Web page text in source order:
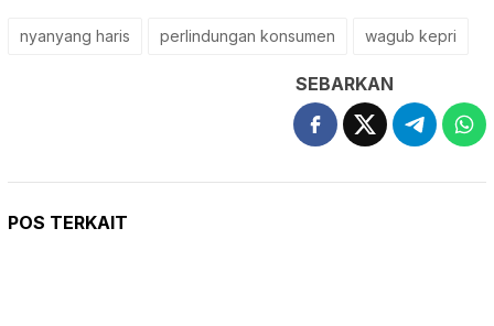
nyanyang haris perlindungan konsumen wagub kepri
SEBARKAN
POS TERKAIT